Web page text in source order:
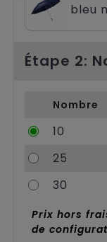
bleu
Étape 2:
Nombre
10
25
30
Prix hors
de